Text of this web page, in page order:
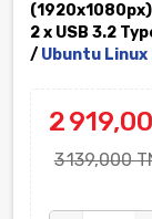
2 x USB 3.2
/ Ubuntu
2
3 139,000